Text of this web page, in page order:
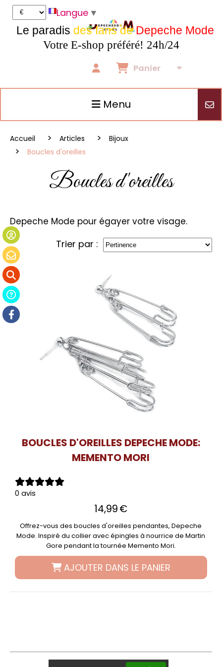
Le paradis des fans deDepeche Mode
Votre E-shop préféré! 24h/24
Panier
Menu
Accueil Articles
Bijoux
Boucles d'oreilles
Boucles d'oreilles
Depeche Mode pour égayer votre visage.
Trier par :
BOUCLES D'OREILLES DEPECHE MODE:
MEMENTO MORI
0 avis
14,99€
Offrez-vous des boucles d'oreilles pendantes, Depeche
Mode. Inspiré du collier avec épingles à nourrice de Martin
Gore pendant la tournée Memento Mori.
AJOUTER DANS LE PANIER
Langue ▼
Panneau de gestion des cookies